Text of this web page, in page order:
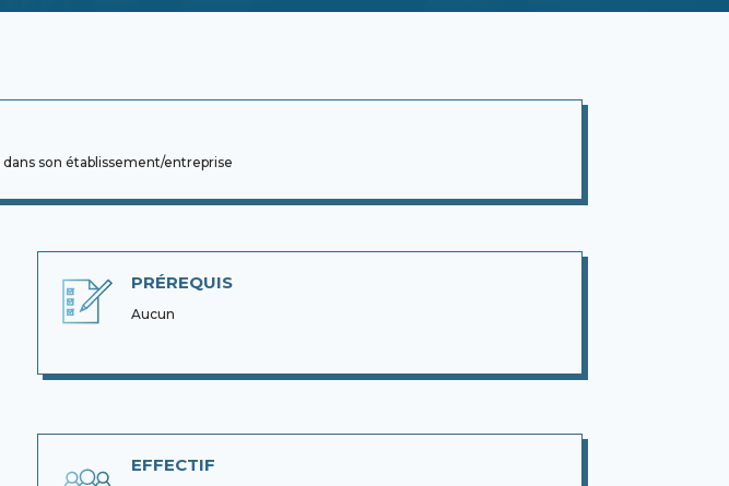
dans son établissement/entreprise
PRÉREQUIS
Aucun
EFFECTIF